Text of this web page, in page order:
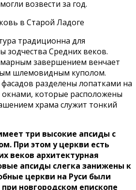
возвести за год.
традиционна для
зодчества Средних веков.
завершением венчает
шлемовидным куполом.
разделены лопатками на
окнами, которые расположены
храма служит тонкий
три высокие апсиды с
При этом у церкви есть
веков архитектурная
апсиды слегка занижены к
церкви на Руси были
новгородском епископе